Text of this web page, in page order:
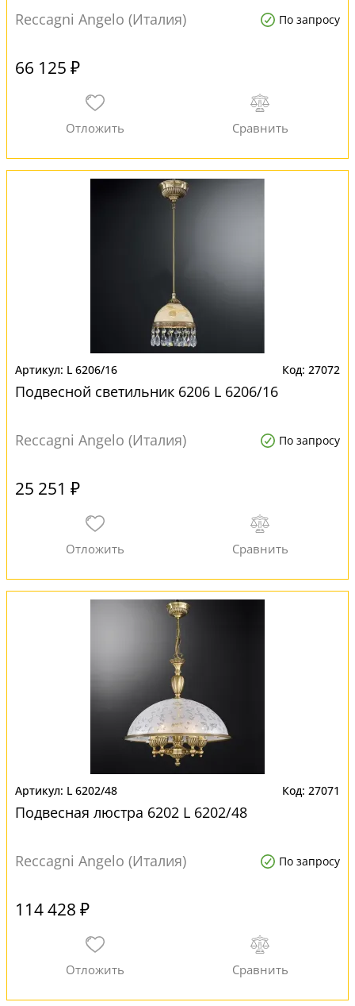
Reccagni Angelo (Италия) По запросу
66 125 ₽
L 6206/16 27072
Подвесной светильник 6206 L 6206/16
Reccagni Angelo (Италия) По запросу
25 251 ₽
L 6202/48 27071
Подвесная люстра 6202 L 6202/48
Reccagni Angelo (Италия) По запросу
114 428 ₽